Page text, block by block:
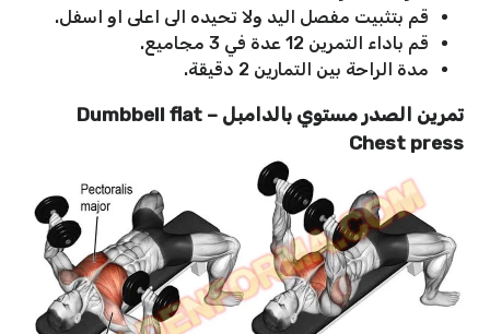
قم بتثبيت مفصل اليد ولا تحيده الى اعلى او اسفل.
قم باداء التمرين 12 عدة في 3 مجاميع.
مدة الراحة بين التمارين 2 دقيقة.
تمرين الصدر مستوي بالدامبل – Dumbbell flat
Chest press